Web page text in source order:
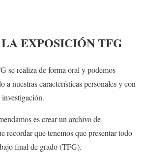
EXPOSICIÓN TFG
se realiza de forma oral y podemos
a nuestras características personales y con
es crear un archivo de
recordar que tenemos que presentar todo
final de grado (TFG).